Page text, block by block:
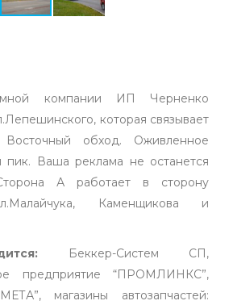
компании ИП Черненко
которая связывает
обход. Оживленное
Ваша реклама не останется
А работает в сторону
Каменщикова и
Беккер-Систем СП,
предприятие “ПРОМЛИНКС”,
магазины автозапчастей: